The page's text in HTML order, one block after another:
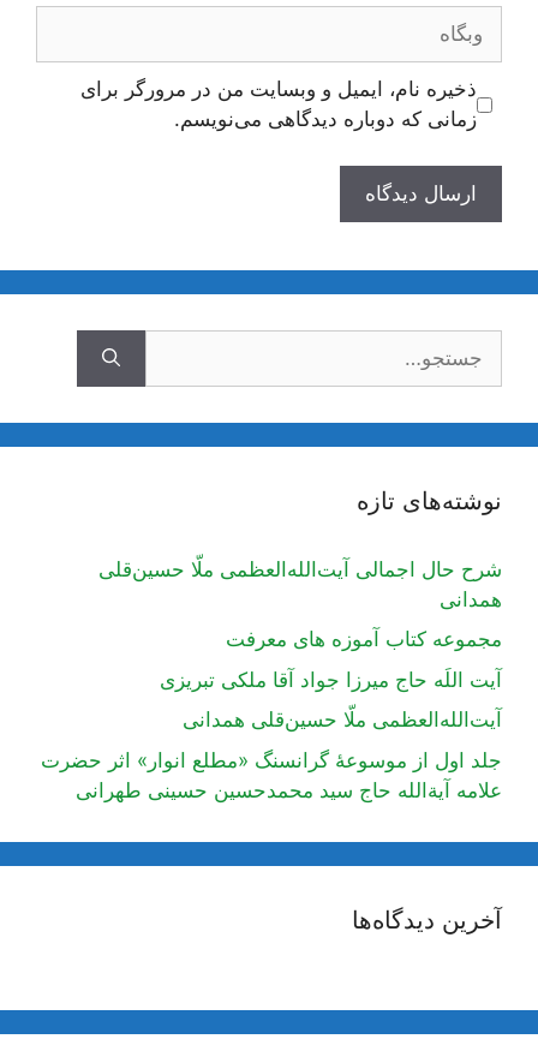
وبگاه
ذخیره نام، ایمیل و وبسایت من در مرورگر برای
زمانی که دوباره دیدگاهی می‌نویسم.
نوشته‌های تازه
شرح حال اجمالی آیت‌الله‌العظمی ملّا حسین‌قلی
همدانی
مجموعه کتاب آموزه های معرفت
آیت اللَه حاج میرزا جواد آقا ملکی تبریزی
آیت‌الله‌العظمی ملّا حسین‌قلی همدانی
جلد اول از موسوعۀ گرانسنگ «مطلع انوار» اثر حضرت
علامه آیة‌الله حاج سید محمدحسین حسینی طهرانی
آخرین دیدگاه‌ها